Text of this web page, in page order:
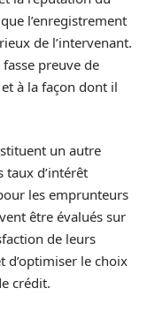
l’enregistrement
de l’intervenant.
preuve de
à la façon dont il
un autre
taux d’intérêt
les emprunteurs
être évalués sur
de leurs
d’optimiser le choix
crédit.